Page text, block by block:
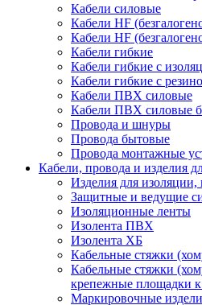
Кабели силовые
Кабели HF
Кабели HF
Кабели гибкие
Кабели гибкие с
Кабели гибкие с
Кабели ПВХ силовые
Кабели ПВХ силовые
Провода и шнуры
Провода бытовые
Провода монтажные
Кабели, провода и изделия
Изделия для
Защитные и ведущие
Изоляционные ленты
Изолента ПВХ
Изолента ХБ
Кабельные стяжки
Кабельные стяжки
крепежные площадки
Маркировочные